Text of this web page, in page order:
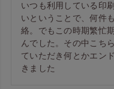
いつも利用している印
いということで、何件
絡。でもこの時期繁忙
んでした。その中こち
ていただき何とかエン